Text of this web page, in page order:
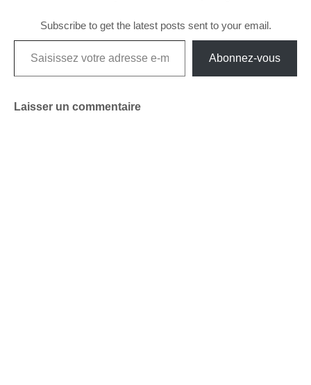
Subscribe to get the latest posts sent to your email.
Saisissez votre adresse e-mail…
Abonnez-vous
Laisser un commentaire